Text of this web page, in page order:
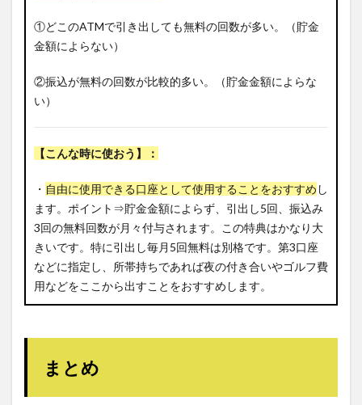
①どこのATMで引き出しても無料の回数が多い。（貯金
金額によらない）
②振込が無料の回数が比較的多い。（貯金金額によらな
い）
【こんな時に使おう】：
・ 自由に使用できる口座として使用することをおすすめ し
ます。ポイント⇒貯金金額によらず、引出し5回、振込み
3回の無料回数が月々付与されます。この特典はかなり大
きいです。特に引出し毎月5回無料は別格です。第3口座
などに指定し、所帯持ちであれば夜の付き合いやゴルフ費
用などをここから出すことをおすすめします。
まとめ